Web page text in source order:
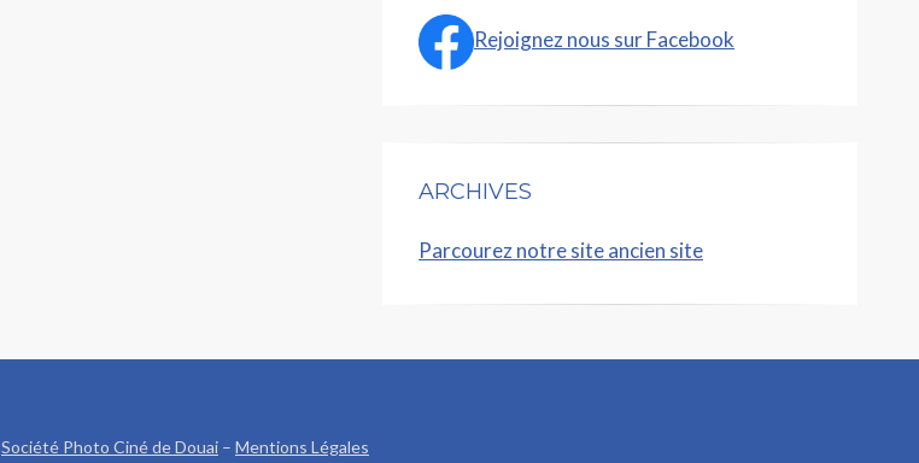
Rejoignez nous sur Facebook
ARCHIVES
Parcourez notre site ancien site
Société Photo Ciné de Douai – Mentions Légales